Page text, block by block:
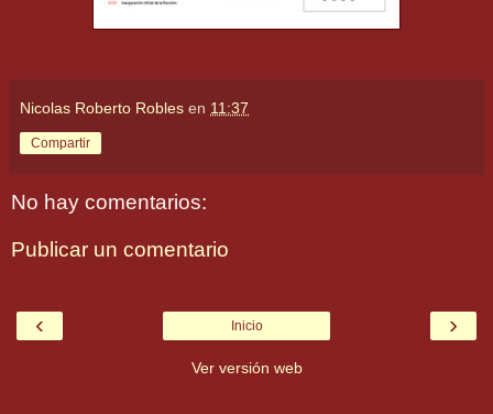
Nicolas Roberto Robles en 11:37
Compartir
No hay comentarios:
Publicar un comentario
‹ ›
Inicio
Ver versión web